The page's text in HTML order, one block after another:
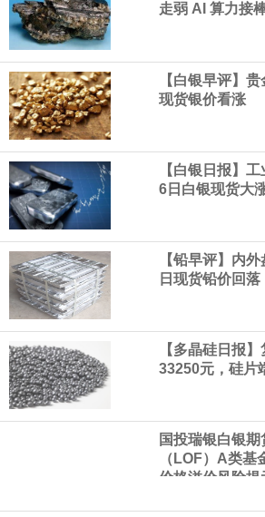
周四，亚洲科技股下跌，跟随隔夜交
全球科技股波动性的加剧。 日本市场
芯片设备制造商东京电子股价下跌近
股价下跌超过10%。
WPP股价料创1992年以来最大单日
谷歌规划的印度数据中心枢纽建设工
在地上方的山坡已经被开挖，露出赤
环保人士的反对声浪持续高涨，给这
美元的项目制造重重阻碍
欧股开盘涨跌不一，德国DAX指数跌
0.08%，法国CAC40指数涨0.03%，
走弱 AI 算力接
【白银早评】
现货银价看涨
【白银日报】
6日白银现货大
【铅早评】内
日现货铅价回落
【多晶硅日报
33250元，硅片
国投瑞银白银
（LOF）A类基
价格溢价风险